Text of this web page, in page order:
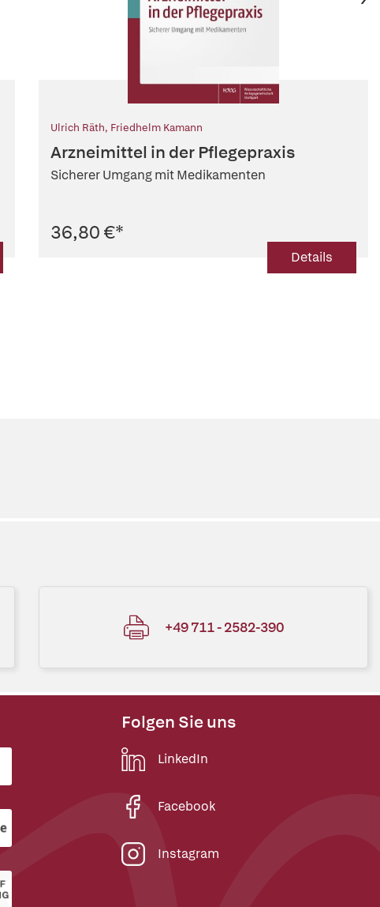
Ulrich Räth, Friedhelm Kamann
Arzneimittel in der Pflegepraxis
Sicherer Umgang mit Medikamenten
36,80 €*
Details
+49 711 - 2582-390
Folgen Sie uns
LinkedIn
Facebook
Instagram